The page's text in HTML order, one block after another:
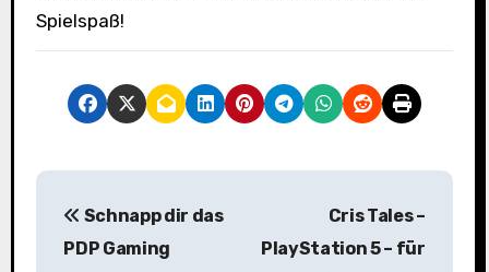
Spielspaß!
B
Schnapp dir das
PDP Gaming
Cris Tales –
PlayStation 5 – für